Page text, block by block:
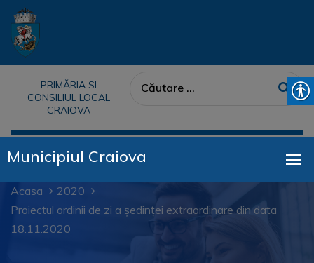
PRIMĂRIA SI
CONSILIUL LOCAL
CRAIOVA
Acasa
2020
Proiectul ordinii de zi a ședinței extraordinare din data
18.11.2020